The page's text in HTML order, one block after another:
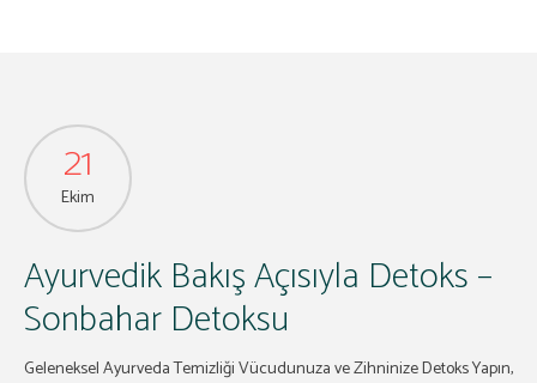
21
Ekim
Ayurvedik Bakış Açısıyla Detoks –
Sonbahar Detoksu
Geleneksel Ayurveda Temizliği Vücudunuza ve Zihninize Detoks Yapın,